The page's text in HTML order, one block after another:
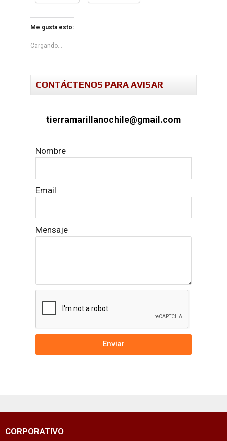
Me gusta esto:
Cargando...
CONTÁCTENOS PARA AVISAR
tierramarillanochile@gmail.com
Nombre
Email
Mensaje
Enviar
CORPORATIVO